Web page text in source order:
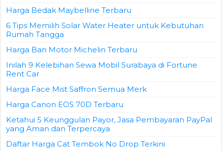
Harga Bedak Maybelline Terbaru
6 Tips Memilih Solar Water Heater untuk Kebutuhan
Rumah Tangga
Harga Ban Motor Michelin Terbaru
Inilah 9 Kelebihan Sewa Mobil Surabaya di Fortune
Rent Car
Harga Face Mist Saffron Semua Merk
Harga Canon EOS 70D Terbaru
Ketahui 5 Keunggulan Payor, Jasa Pembayaran PayPal
yang Aman dan Terpercaya
Daftar Harga Cat Tembok No Drop Terkini